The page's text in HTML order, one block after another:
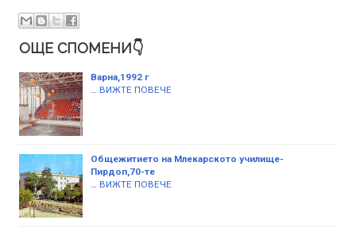
ОЩЕ СПОМЕНИ👇
Варна,1992 г
ВИЖТЕ ПОВЕЧЕ
Общeжитието на Млекарското училище-
Пирдоп,70-те
ВИЖТЕ ПОВЕЧЕ